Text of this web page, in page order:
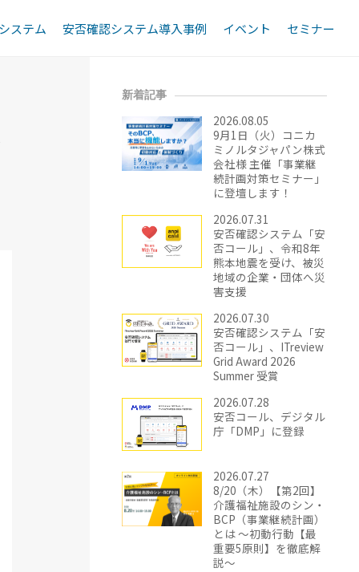
ステム 安否確認システム導入事例 イベント セミナー
新着記事
2026.08.05
9月1日（火）コニカ
ミノルタジャパン株式
会社様 主催「事業継
続計画対策セミナー」
に登壇します！
2026.07.31
安否確認システム「安
否コール」、令和8年
熊本地震を受け、被災
地域の企業・団体へ災
害支援
2026.07.30
安否確認システム「安
否コール」、ITreview
Grid Award 2026
Summer 受賞
2026.07.28
安否コール、デジタル
庁「DMP」に登録
2026.07.27
8/20（木）【第2回】
介護福祉施設のシン・
BCP（事業継続計画）
とは ～初動行動【最
重要5原則】を徹底解
説～